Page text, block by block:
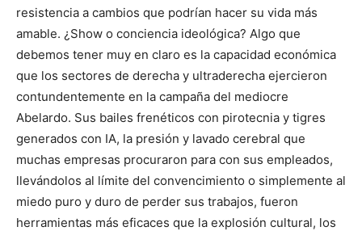
resistencia a cambios que podrían hacer su vida más
amable. ¿Show o conciencia ideológica? Algo que
debemos tener muy en claro es la capacidad económica
que los sectores de derecha y ultraderecha ejercieron
contundentemente en la campaña del mediocre
Abelardo. Sus bailes frenéticos con pirotecnia y tigres
generados con IA, la presión y lavado cerebral que
muchas empresas procuraron para con sus empleados,
llevándolos al límite del convencimiento o simplemente al
miedo puro y duro de perder sus trabajos, fueron
herramientas más eficaces que la explosión cultural, los